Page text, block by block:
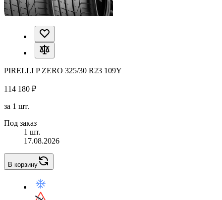
PIRELLI P ZERO 325/30 R23 109Y
114 180 ₽
за 1 шт.
Под заказ
1 шт.
17.08.2026
В корзину